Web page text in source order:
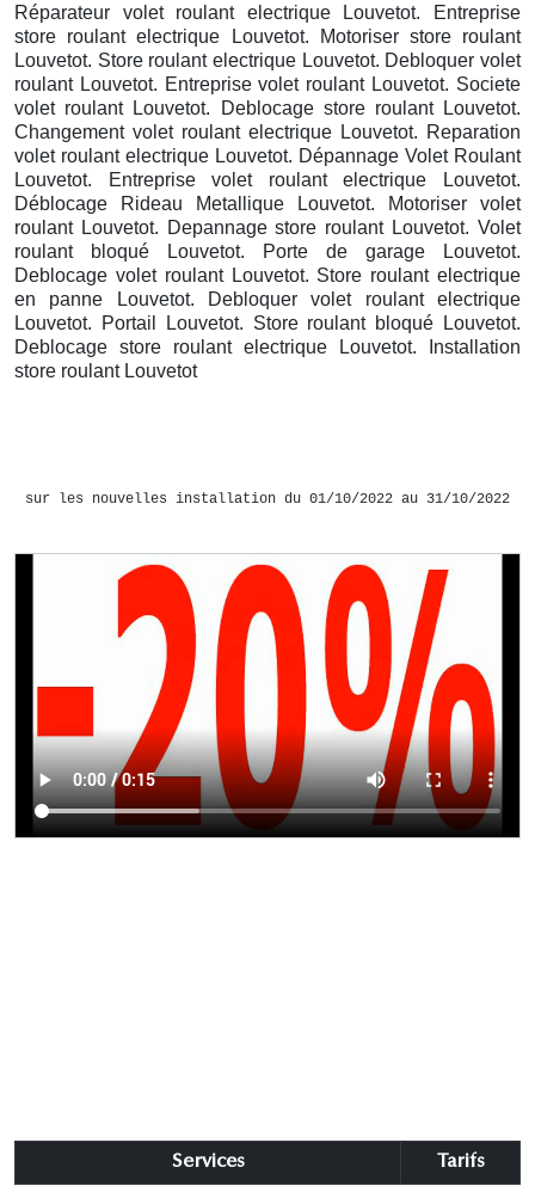
Réparateur volet roulant electrique Louvetot. Entreprise
store roulant electrique Louvetot. Motoriser store roulant
Louvetot. Store roulant electrique Louvetot. Debloquer volet
roulant Louvetot. Entreprise volet roulant Louvetot. Societe
volet roulant Louvetot. Deblocage store roulant Louvetot.
Changement volet roulant electrique Louvetot. Reparation
volet roulant electrique Louvetot. Dépannage Volet Roulant
Louvetot. Entreprise volet roulant electrique Louvetot.
Déblocage Rideau Metallique Louvetot. Motoriser volet
roulant Louvetot. Depannage store roulant Louvetot. Volet
roulant bloqué Louvetot. Porte de garage Louvetot.
Deblocage volet roulant Louvetot. Store roulant electrique
en panne Louvetot. Debloquer volet roulant electrique
Louvetot. Portail Louvetot. Store roulant bloqué Louvetot.
Deblocage store roulant electrique Louvetot. Installation
store roulant Louvetot
sur les nouvelles installation du 01/10/2022 au 31/10/2022
Services Tarifs